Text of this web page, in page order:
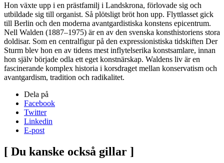
Hon växte upp i en prästfamilj i Landskrona, förlovade sig och
utbildade sig till organist. Så plötsligt bröt hon upp. Flyttlasset gick
till Berlin och den moderna avantgardistiska konstens epicentrum.
Nell Walden (1887–1975) är en av den svenska konsthistoriens stora
doldisar. Som en centralfigur på den expressionistiska tidskiften Der
Sturm blev hon en av tidens mest inflytelserika konstsamlare, innan
hon själv började odla ett eget konstnärskap. Waldens liv är en
fascinerande komplex historia i korsdraget mellan konservatism och
avantgardism, tradition och radikalitet.
Dela på
Facebook
Twitter
Linkedin
E-post
[ Du kanske också gillar ]